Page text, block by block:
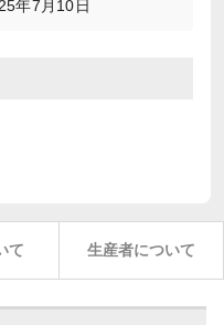
年7月10日
て 生産者について